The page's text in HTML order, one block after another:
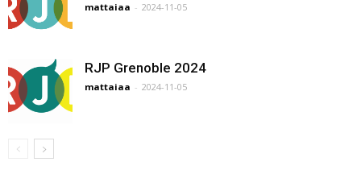
mattaiaa - 2024-11-05
RJP Grenoble 2024
mattaiaa - 2024-11-05